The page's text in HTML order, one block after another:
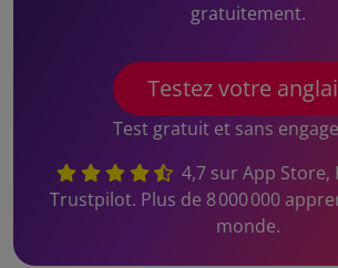
gratuitement.
Testez votre
Test gratuit et sans
4,7 sur App Store,
Trustpilot. Plus de 8 000 000
monde.